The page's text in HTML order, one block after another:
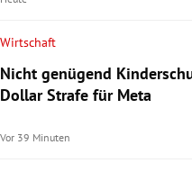
Wirtschaft
Nicht genügend
Dollar Strafe für Meta
Vor 39 Minuten